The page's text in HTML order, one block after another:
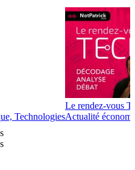
?
sur les services
partir de notre livre blanc) par le
politique-de-